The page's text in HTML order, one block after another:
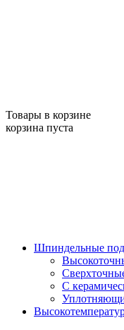
Товары в корзине
корзина пуста
Шпиндельные
С